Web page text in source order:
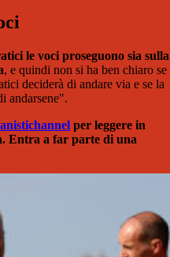
le voci proseguono sia sulla
, e quindi non si ha ben chiaro se
deciderà di andare via e se la
andarsene".
annel per leggere in
Entra a far parte di una